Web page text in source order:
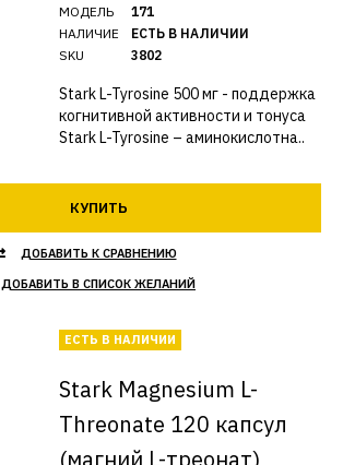
МОДЕЛЬ
НАЛИЧИЕ
SKU
171
ЕСТЬ В НАЛИЧИИ
3802
Stark L-Tyrosine 500 мг - поддержка
когнитивной активности и тонуса
Stark L-Tyrosine – аминокислотна..
КУПИТЬ
ДОБАВИТЬ К СРАВНЕНИЮ
ДОБАВИТЬ В СПИСОК ЖЕЛАНИЙ
ЕСТЬ В НАЛИЧИИ
Stark Magnesium L-
Threonate 120 капсул
(магний L-треонат)